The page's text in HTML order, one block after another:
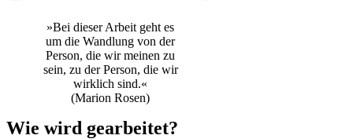
»Bei dieser Arbeit geht es
um die Wandlung von der
Person, die wir meinen zu
sein, zu der Person, die wir
wirklich sind.«
(Marion Rosen)
Wie wird gearbeitet?